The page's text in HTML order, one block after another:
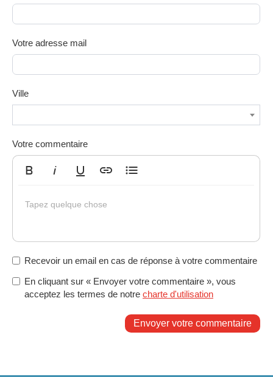
Votre adresse mail
Ville
Votre commentaire
Tapez quelque chose
Recevoir un email en cas de réponse à votre commentaire
En cliquant sur « Envoyer votre commentaire », vous
acceptez les termes de notre charte d'utilisation
Envoyer votre commentaire